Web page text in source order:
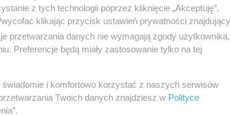
dodano 22-6-2022
Woli. Nie żyje kobieta
z tych technologii poprzez kliknięcie „Akceptuję”.
klikając przycisk ustawień prywatności znajdujący
przetwarzania danych nie wymagają zgody użytkownika,
Preferencje będą miały zastosowanie tylko na tej
i komfortowo korzystać z naszych serwisów
Twoich danych znajdziesz w Polityce